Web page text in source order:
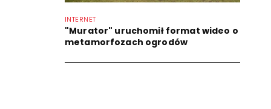
INTERNET
"Murator" uruchomił format wideo o
metamorfozach ogrodów